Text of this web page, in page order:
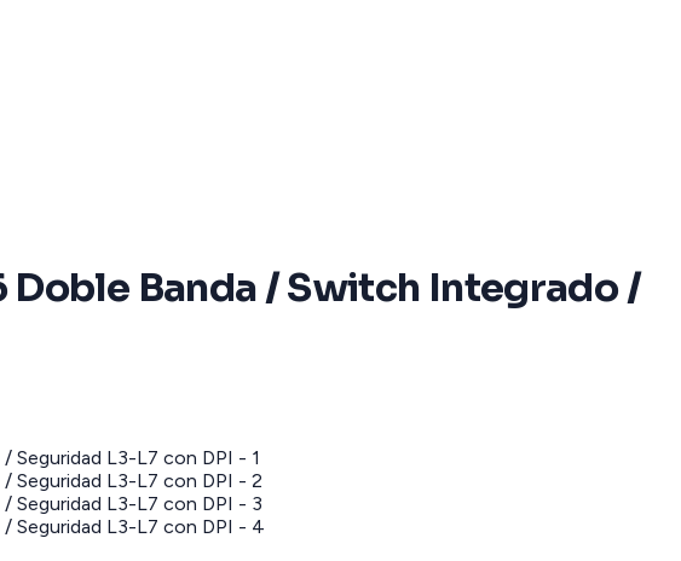
Doble Banda / Switch Integrado /